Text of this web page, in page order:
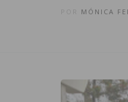
MÓNICA